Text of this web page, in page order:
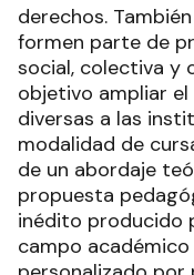
derechos.
formen parte de
social, colectiva y
objetivo ampliar
diversas a las
modalidad de
de un abordaje
propuesta
inédito producido
campo